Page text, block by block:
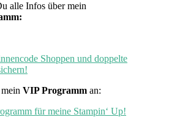
alle Infos über mein
Shoppen und doppelte
VIP Programm an:
für meine Stampin‘ Up!